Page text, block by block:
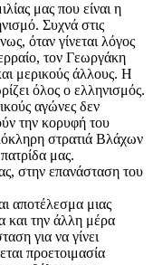
μας που είναι η
Συχνά στις
όταν γίνεται λόγος
τον Γεωργάκη
μερικούς άλλους. Η
όλος ο ελληνισμός.
αγώνες δεν
την κορυφή του
στρατιά Βλάχων
μας.
στην επανάσταση του
αποτέλεσμα μιας
και την άλλη μέρα
για να γίνει
προετοιμασία